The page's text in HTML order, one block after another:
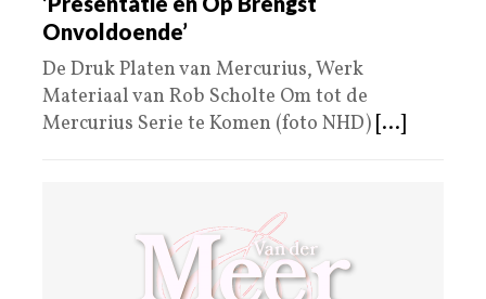
Onvoldoende’
De Druk Platen van Mercurius, Werk
Materiaal van Rob Scholte Om tot de
Mercurius Serie te Komen (foto NHD) [...]